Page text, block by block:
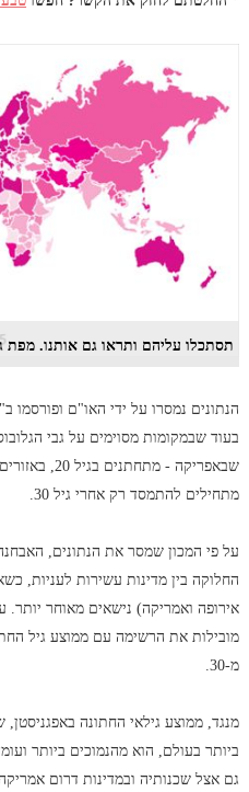
תסתכלו עליהם ותראו גם אותנו. מפת
הנתונים נמסרו על ידי האו"ם ופורסמו
בעוד שבמקומות מסוימים על גבי
שבאפריקה -
מתחילים להתמסד רק אחרי גיל 30.
על פי המכון שמסר את הנתונים,
החלוקה בין מדינות עשירות לעניות,
אירופה ואמריקה) נישאים מאוחר יותר.
מובילות את הרשימה עם ממוצע גיל
מ-30.
מנגד, ממוצע גילאי החתונה
גם אצל שכנותיה ובמדינות דרום